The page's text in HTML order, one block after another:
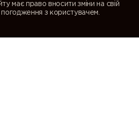
має право вносити зміни на свій
з користувачем.